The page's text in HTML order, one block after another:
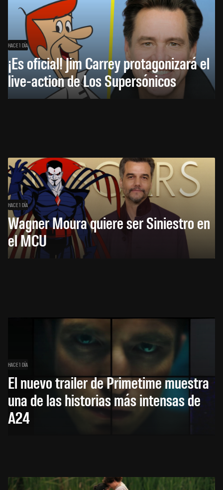
HACE 1 DÍA
¡Es oficial! Jim Carrey protagonizará el
live-action de Los Supersónicos
HACE 1 DÍA
Wagner Moura quiere ser Siniestro en
el MCU
HACE 1 DÍA
El nuevo trailer de Primetime muestra
una de las historias más intensas de
A24